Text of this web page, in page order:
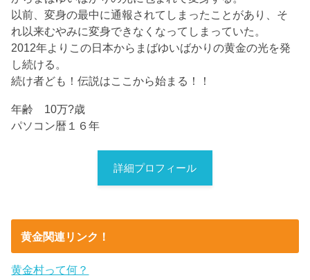
以前、変身の最中に通報されてしまったことがあり、そ
れ以来むやみに変身できなくなってしまっていた。
2012年よりこの日本からまばゆいばかりの黄金の光を発
し続ける。
続け者ども！伝説はここから始まる！！
年齢 10万?歳
パソコン暦１６年
詳細プロフィール
黄金関連リンク！
黄金村って何？